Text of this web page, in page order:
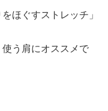
ほぐすストレッチ」
う肩にオススメで